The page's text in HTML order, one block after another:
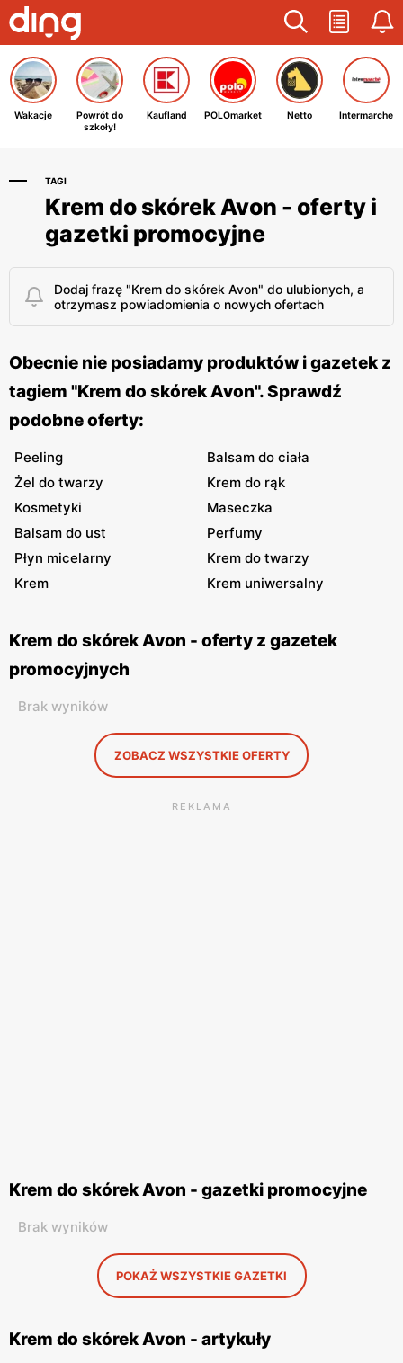
Wakacje
Powrót do
szkoły!
Kaufland POLOmarket Netto Intermarche
TAGI
Krem do skórek Avon - oferty i
gazetki promocyjne
Dodaj frazę "Krem do skórek Avon" do ulubionych, a
otrzymasz powiadomienia o nowych ofertach
Obecnie nie posiadamy produktów i gazetek z
tagiem "Krem do skórek Avon". Sprawdź
podobne oferty:
Peeling
Balsam do ciała
Żel do twarzy
Krem do rąk
Kosmetyki
Maseczka
Balsam do ust
Perfumy
Płyn micelarny
Krem do twarzy
Krem
Krem uniwersalny
Krem do skórek Avon - oferty z gazetek
promocyjnych
Brak wyników
ZOBACZ WSZYSTKIE OFERTY
REKLAMA
Krem do skórek Avon - gazetki promocyjne
Brak wyników
POKAŻ WSZYSTKIE GAZETKI
Krem do skórek Avon - artykuły